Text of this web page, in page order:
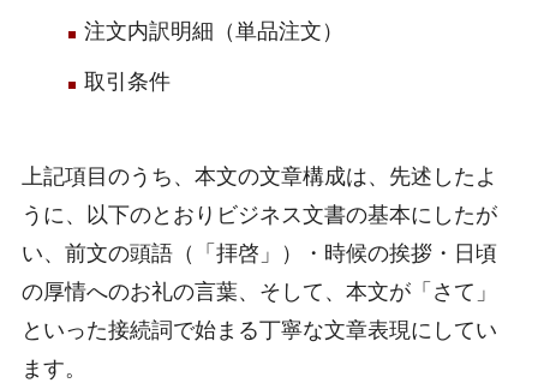
注文内訳明細（単品注文）
取引条件
上記項目のうち、本文の文章構成は、先述したよ
うに、以下のとおりビジネス文書の基本にしたが
い、前文の頭語（「拝啓」）・時候の挨拶・日頃
の厚情へのお礼の言葉、そして、本文が「さて」
といった接続詞で始まる丁寧な文章表現にしてい
ます。